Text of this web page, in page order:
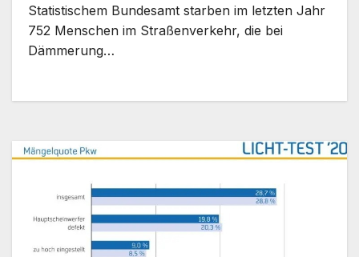
Statistischem Bundesamt starben im letzten Jahr
752 Menschen im Straßenverkehr, die bei
Dämmerung…